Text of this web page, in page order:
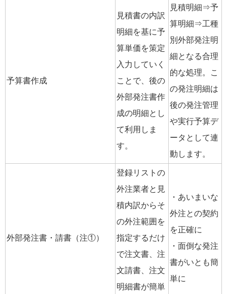
予算書作成
見積書の内訳
明細を基に予
算単価を策定
入力していく
ことで、後の
外部発注書作
成の明細とし
て利用しま
す。
見積明細⇒予
算明細⇒工種
別外部発注明
細となる合理
的な処理。こ
の発注明細は
後の発注管理
や実行予算デ
ータとして連
動します。
外部発注書・請書（注①）
登録リストの
外注業者と見
積内訳からそ
の外注範囲を
指定するだけ
で注文書、注
文請書、注文
明細書が簡単
・あいまいな
外注との契約
を正確に
・面倒な発注
書がいとも簡
単に